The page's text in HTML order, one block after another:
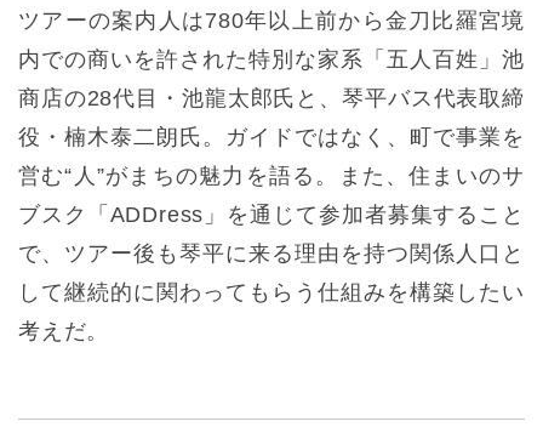
ツアーの案内人は780年以上前から金刀比羅宮境
内での商いを許された特別な家系「五人百姓」池
商店の28代目・池龍太郎氏と、琴平バス代表取締
役・楠木泰二朗氏。ガイドではなく、町で事業を
営む“人”がまちの魅力を語る。また、住まいのサ
ブスク「ADDress」を通じて参加者募集すること
で、ツアー後も琴平に来る理由を持つ関係人口と
して継続的に関わってもらう仕組みを構築したい
考えだ。